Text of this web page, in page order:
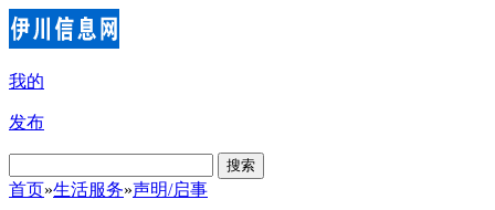
我的
发布
搜索
首页»生活服务»声明/启事